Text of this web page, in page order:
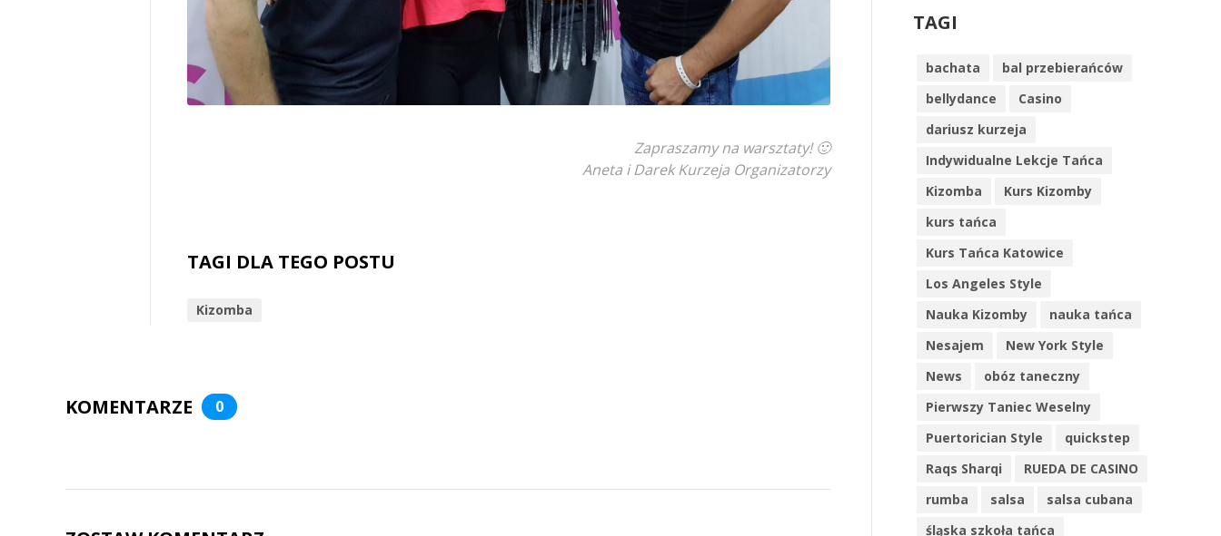
Zapraszamy na warsztaty! 🙂
Aneta i Darek Kurzeja Organizatorzy
TAGI DLA TEGO POSTU
Kizomba
KOMENTARZE 0
TAGI
bachata
bal przebierańców
bellydance
Casino
dariusz kurzeja
Indywidualne Lekcje Tańca
Kizomba
Kurs Kizomby
kurs tańca
Kurs Tańca Katowice
Los Angeles Style
Nauka Kizomby
nauka tańca
Nesajem
New York Style
News
obóz taneczny
Pierwszy Taniec Weselny
Puertorician Style
quickstep
Raqs Sharqi
RUEDA DE CASINO
rumba
salsa
salsa cubana
śląska szkoła tańca